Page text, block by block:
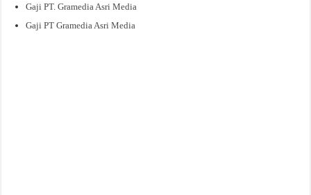
Gaji PT. Gramedia Asri Media
Gaji PT Gramedia Asri Media